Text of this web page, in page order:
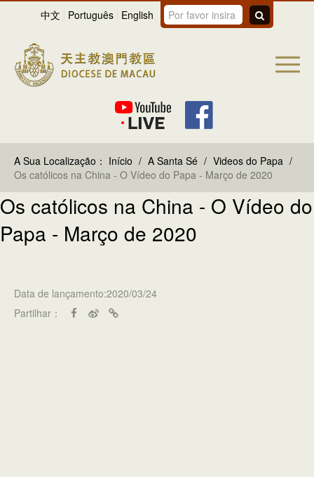
中文 Português English
A Sua Localização： Início / A Santa Sé / Videos do Papa /
Os católicos na China - O Vídeo do Papa - Março de 2020
Os católicos na China - O Vídeo do
Papa - Março de 2020
Data de lançamento:2020/03/24
Partilhar：